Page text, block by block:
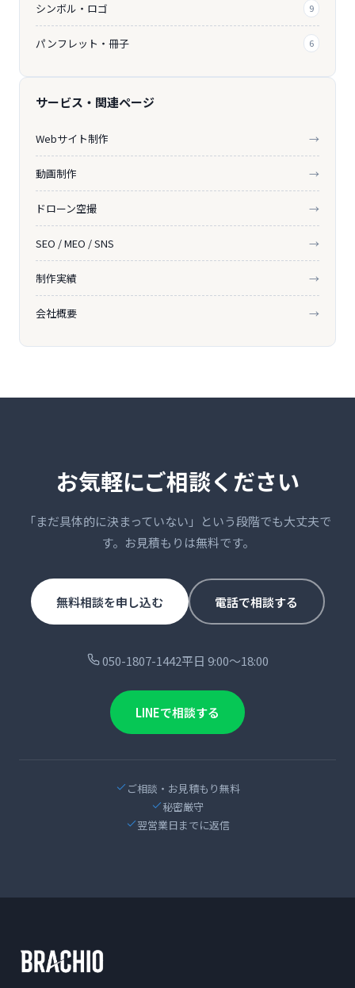
シンボル・ロゴ 9
パンフレット・冊子 6
サービス・関連ページ
Webサイト制作 →
動画制作 →
ドローン空撮 →
SEO / MEO / SNS →
制作実績 →
会社概要 →
お気軽にご相談ください
「まだ具体的に決まっていない」という段階でも大丈夫で
す。お見積もりは無料です。
無料相談を申し込む 電話で相談する
050-1807-1442平日 9:00〜18:00
LINEで相談する
ご相談・お見積もり無料
秘密厳守
翌営業日までに返信